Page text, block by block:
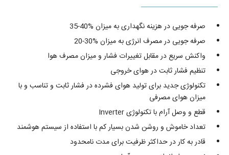
صرفه جویی در هزینه نگهداری به میزان %40-35
صرفه جویی در مصرف انرژی به میزان %30-20
واکنش سریع در مقابل تغییرات فشار و میزان مصرف هوا
تنظیم فشار ثابت در هوای خروجی
تکنولوژی جدید برای تولید هوای فشرده در فشار ثابت و تناسب و با
میزان هوای مصرفی
قطع و وصل آرام با تکنولوژی Inverter
تعداد خاموش و روشن شدن بسیار کم با استفاده از سیستم هوشمند
قادر به کار در حداکثر ظرفیت برای مدت نامحدود